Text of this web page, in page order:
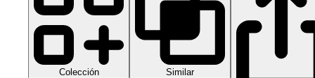
Colección Similar